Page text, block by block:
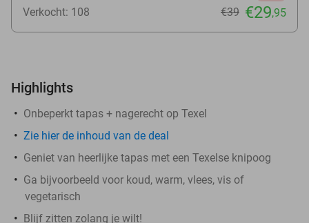
Verkocht: 108
€39 €29,95
Highlights
Onbeperkt tapas + nagerecht op Texel
Zie hierde inhoud van de deal
Geniet van heerlijke tapas met een Texelse knipoog
Ga bijvoorbeeld voor koud, warm, vlees, vis of
vegetarisch
Blijf zitten zolang je wilt!